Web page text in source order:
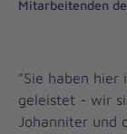
Mitarbeitenden
"Sie haben hier
geleistet - wir
Johanniter und